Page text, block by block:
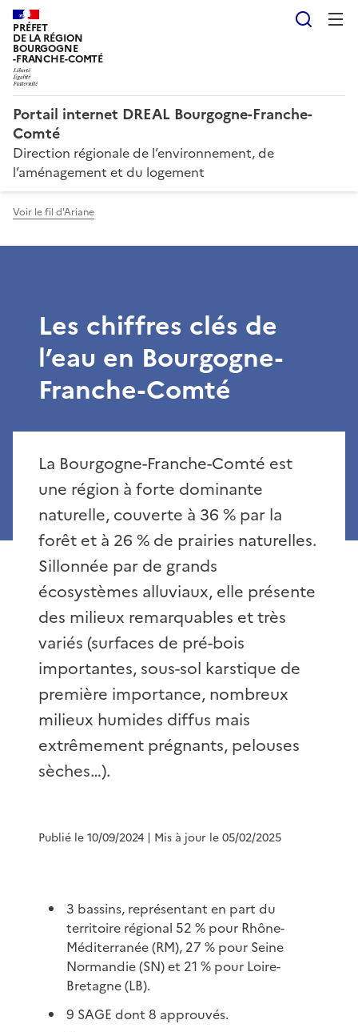
PRÉFET
DE LA RÉGION
BOURGOGNE
-FRANCHE-COMTÉ
Portail internet DREAL Bourgogne-Franche-
Comté
Direction régionale de l’environnement, de
l’aménagement et du logement
Voir le fil d'Ariane
Les chiffres clés de
l’eau en Bourgogne-
Franche-Comté
La Bourgogne-Franche-Comté est
une région à forte dominante
naturelle, couverte à 36 % par la
forêt et à 26 % de prairies naturelles.
Sillonnée par de grands
écosystèmes alluviaux, elle présente
des milieux remarquables et très
variés (surfaces de pré-bois
importantes, sous-sol karstique de
première importance, nombreux
milieux humides diffus mais
extrêmement prégnants, pelouses
sèches…).
Publié le 10/09/2024 | Mis à jour le 05/02/2025
3 bassins, représentant en part du
territoire régional 52 % pour Rhône-
Méditerranée (RM), 27 % pour Seine
Normandie (SN) et 21 % pour Loire-
Bretagne (LB).
9 SAGE dont 8 approuvés.